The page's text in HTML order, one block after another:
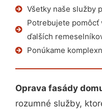
Všetky naše služby
Potrebujete pomôcť
ďalších
Ponúkame
Oprava fasády
rozumné služby,